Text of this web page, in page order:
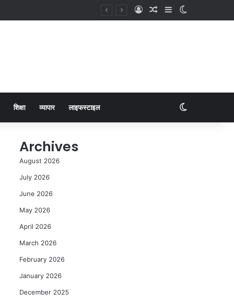
शिक्षा व्यापार लाइफस्टाइल
Archives
August 2026
July 2026
June 2026
May 2026
April 2026
March 2026
February 2026
January 2026
December 2025